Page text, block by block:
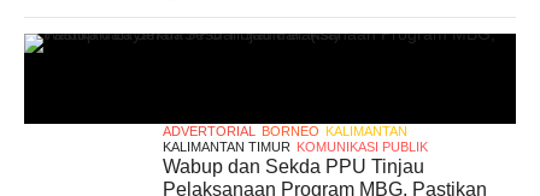
ADVERTORIAL BORNEO KALIMANTAN
KALIMANTAN TIMUR KOMUNIKASI PUBLIK
Wabup dan Sekda PPU Tinjau
Pelaksanaan Program MBG, Pastikan